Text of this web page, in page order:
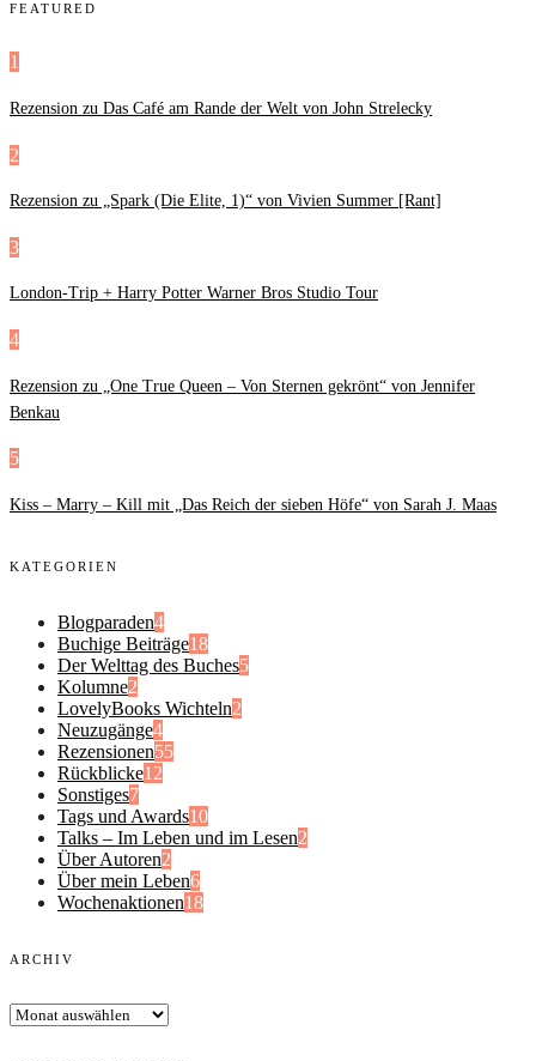
FEATURED
1
Rezension zu Das Café am Rande der Welt von John Strelecky
2
Rezension zu „Spark (Die Elite, 1)“ von Vivien Summer [Rant]
3
London-Trip + Harry Potter Warner Bros Studio Tour
4
Rezension zu „One True Queen – Von Sternen gekrönt“ von Jennifer
Benkau
5
Kiss – Marry – Kill mit „Das Reich der sieben Höfe“ von Sarah J. Maas
KATEGORIEN
Blogparaden4
Buchige Beiträge18
Der Welttag des Buches5
Kolumne2
LovelyBooks Wichteln2
Neuzugänge4
Rezensionen55
Rückblicke12
Sonstiges7
Tags und Awards10
Talks – Im Leben und im Lesen2
Über Autoren2
Über mein Leben6
Wochenaktionen18
ARCHIV
Archiv